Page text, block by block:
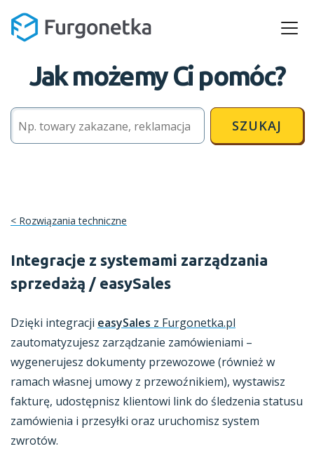
Jak możemy Ci pomóc?
SZUKAJ
Rozwiązania techniczne
Integracje z systemami zarządzania
sprzedażą / easySales
Dzięki integracji easySales z Furgonetka.pl
zautomatyzujesz zarządzanie zamówieniami –
wygenerujesz dokumenty przewozowe (również w
ramach własnej umowy z przewoźnikiem), wystawisz
fakturę, udostępnisz klientowi link do śledzenia statusu
zamówienia i przesyłki oraz uruchomisz system
zwrotów.